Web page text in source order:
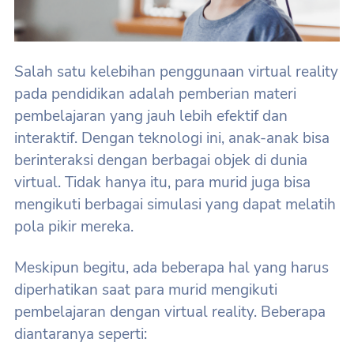
Salah satu kelebihan penggunaan virtual reality
pada pendidikan adalah pemberian materi
pembelajaran yang jauh lebih efektif dan
interaktif. Dengan teknologi ini, anak-anak bisa
berinteraksi dengan berbagai objek di dunia
virtual. Tidak hanya itu, para murid juga bisa
mengikuti berbagai simulasi yang dapat melatih
pola pikir mereka.
Meskipun begitu, ada beberapa hal yang harus
diperhatikan saat para murid mengikuti
pembelajaran dengan virtual reality. Beberapa
diantaranya seperti: